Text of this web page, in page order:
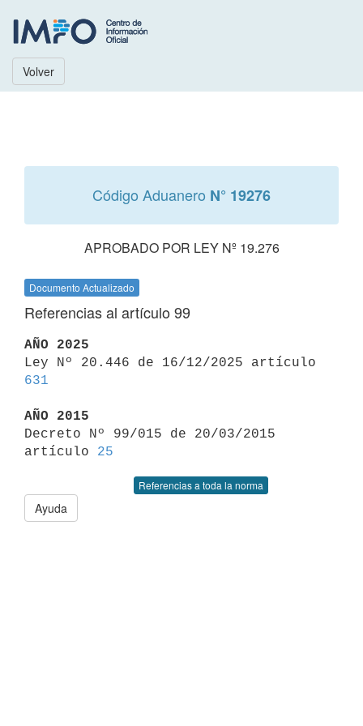
Volver
Código Aduanero N° 19276
APROBADO POR LEY Nº 19.276
Documento Actualizado
Referencias al artículo 99
AÑO 2025
631
AÑO 2015
Decreto Nº 99/015 de 20/03/2015
artículo 25
Referencias a toda la norma
Ayuda